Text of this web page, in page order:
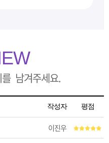
남겨주세요.
작성자 평점
이진우